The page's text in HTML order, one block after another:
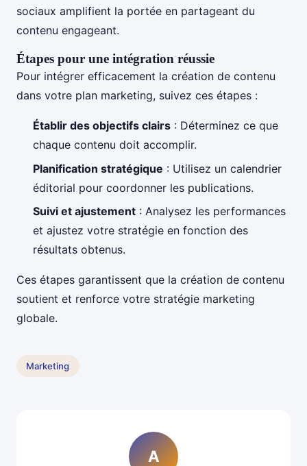
sociaux amplifient la portée en partageant du
contenu engageant.
Étapes pour une intégration réussie
Pour intégrer efficacement la création de contenu
dans votre plan marketing, suivez ces étapes :
Établir des objectifs clairs : Déterminez ce que
chaque contenu doit accomplir.
Planification stratégique : Utilisez un calendrier
éditorial pour coordonner les publications.
Suivi et ajustement : Analysez les performances
et ajustez votre stratégie en fonction des
résultats obtenus.
Ces étapes garantissent que la création de contenu
soutient et renforce votre stratégie marketing
globale.
Marketing
A